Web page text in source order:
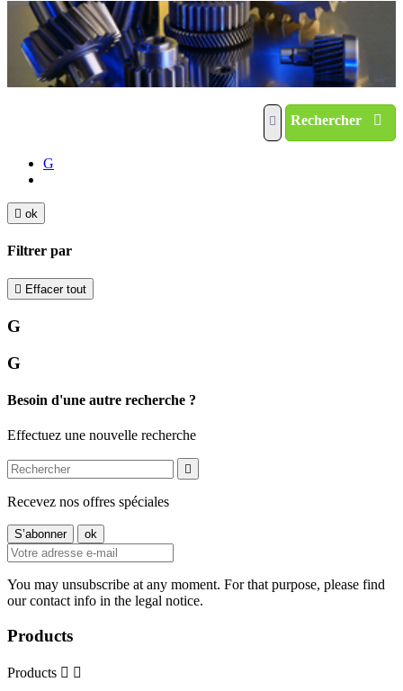
Rechercher
G
 ok
Filtrer par
 Effacer tout
G
G
Besoin d'une autre recherche ?
Effectuez une nouvelle recherche

Recevez nos offres spéciales
You may unsubscribe at any moment. For that purpose, please find
our contact info in the legal notice.
Products
Products  